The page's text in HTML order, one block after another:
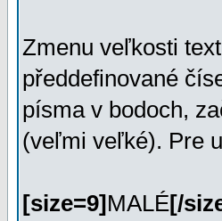
Zmenu veľkosti
předdefinované
písma v bodoch,
(veľmi veľké). Pre
[size=9] MALÉ[/